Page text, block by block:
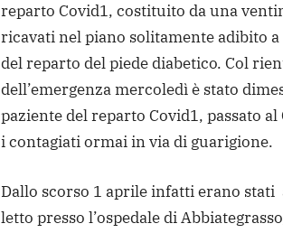
reparto Covid1, costituito da una
ricavati nel piano solitamente adibito
del reparto del piede diabetico. Col
dell’emergenza mercoledì è stato
paziente del reparto Covid1, passato
i contagiati ormai in via di guarigione.
Dallo scorso 1 aprile infatti erano
letto presso l’ospedale di